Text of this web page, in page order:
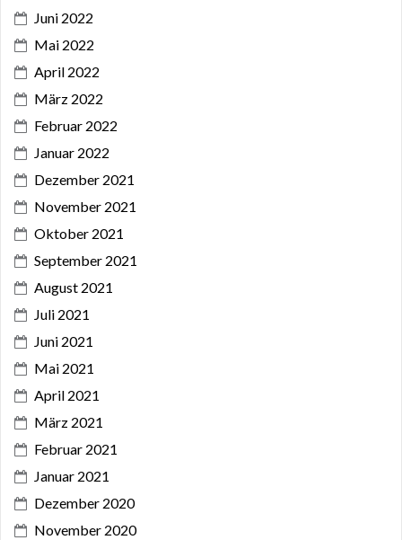
Juni 2022
Mai 2022
April 2022
März 2022
Februar 2022
Januar 2022
Dezember 2021
November 2021
Oktober 2021
September 2021
August 2021
Juli 2021
Juni 2021
Mai 2021
April 2021
März 2021
Februar 2021
Januar 2021
Dezember 2020
November 2020